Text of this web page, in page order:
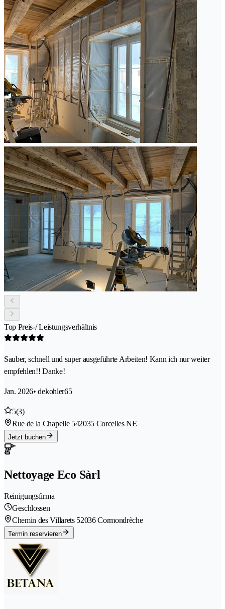
Top Preis-/ Leistungsverhältnis
Sauber, schnell und super ausgeführte Arbeiten! Kann ich nur weiter
empfehlen!! Danke!
Jan. 2026• dekohler65
5(3)
Rue de la Chapelle 542035 Corcelles NE
Jetzt buchen
Nettoyage Eco Sàrl
Reinigungsfirma
Geschlossen
Chemin des Villarets 52036 Cormondrèche
Termin reservieren